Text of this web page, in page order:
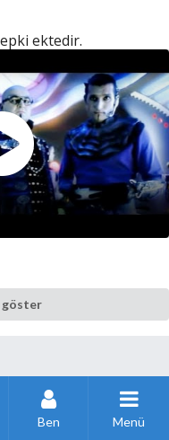
ektedir.
göster
Ben Menü